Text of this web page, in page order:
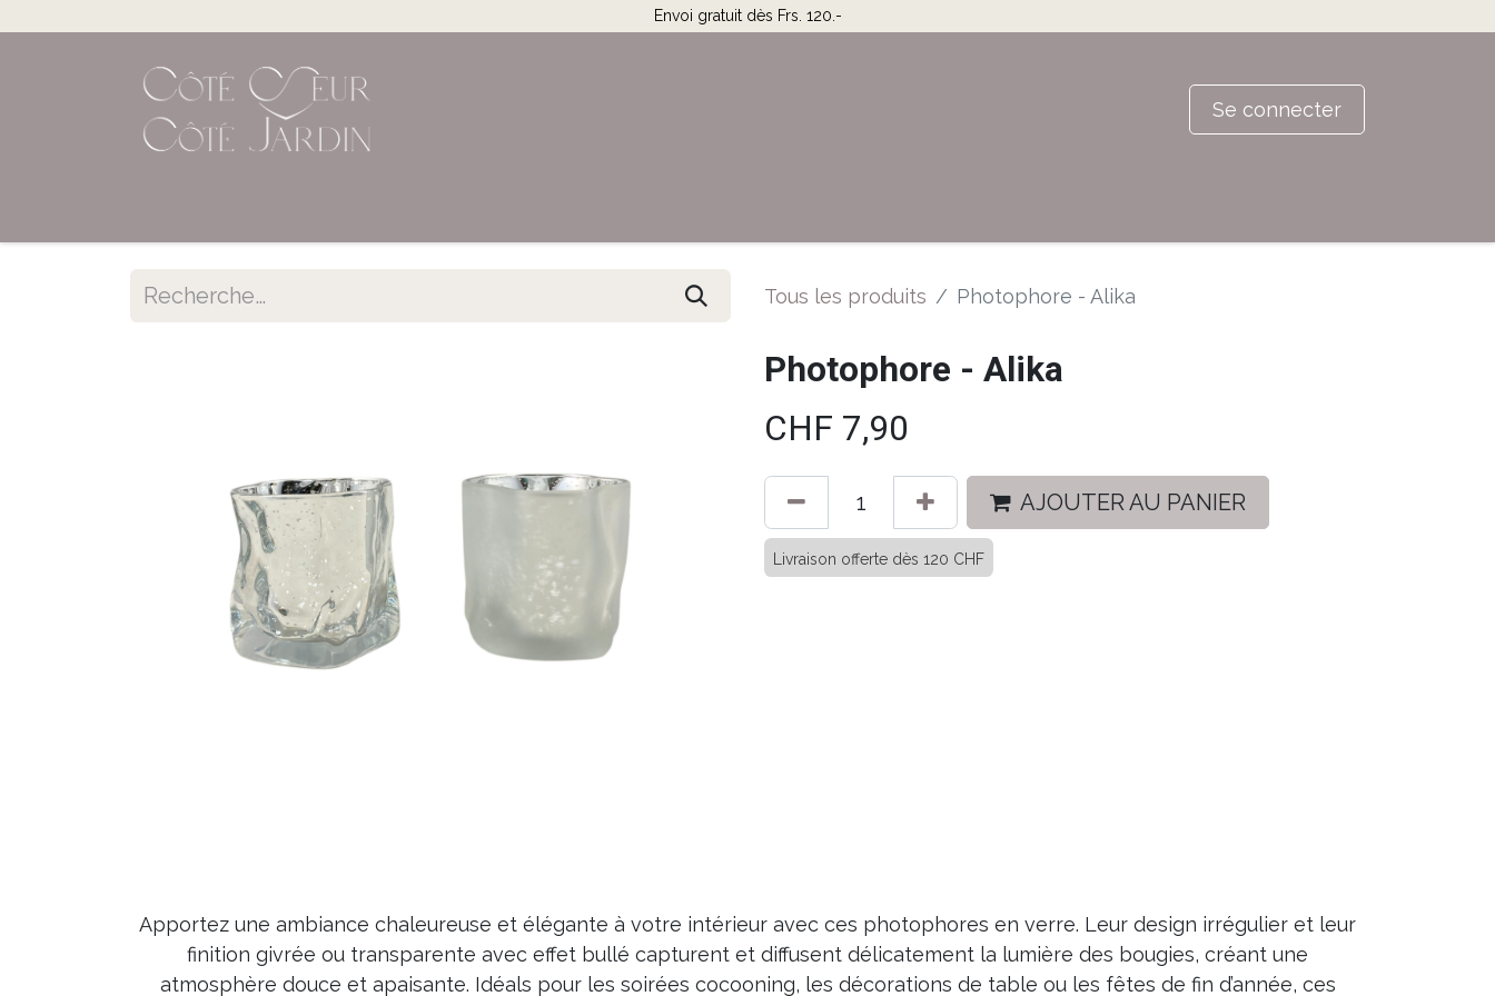
Envoi gratuit dès Frs. 120.-
Se connecter
Tous les produits Photophore - Alika
Photophore - Alika
CHF 7,90
AJOUTER AU PANIER
Livraison offerte dès 120 CHF
Apportez une ambiance chaleureuse et élégante à votre intérieur avec ces photophores en verre. Leur design irrégulier et leur
finition givrée ou transparente avec effet bullé capturent et diffusent délicatement la lumière des bougies, créant une
atmosphère douce et apaisante. Idéals pour les soirées cocooning, les décorations de table ou les fêtes de fin d’année, ces